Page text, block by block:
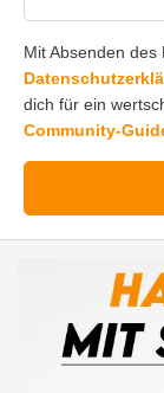
Mit Absenden
dich für ein
Community-